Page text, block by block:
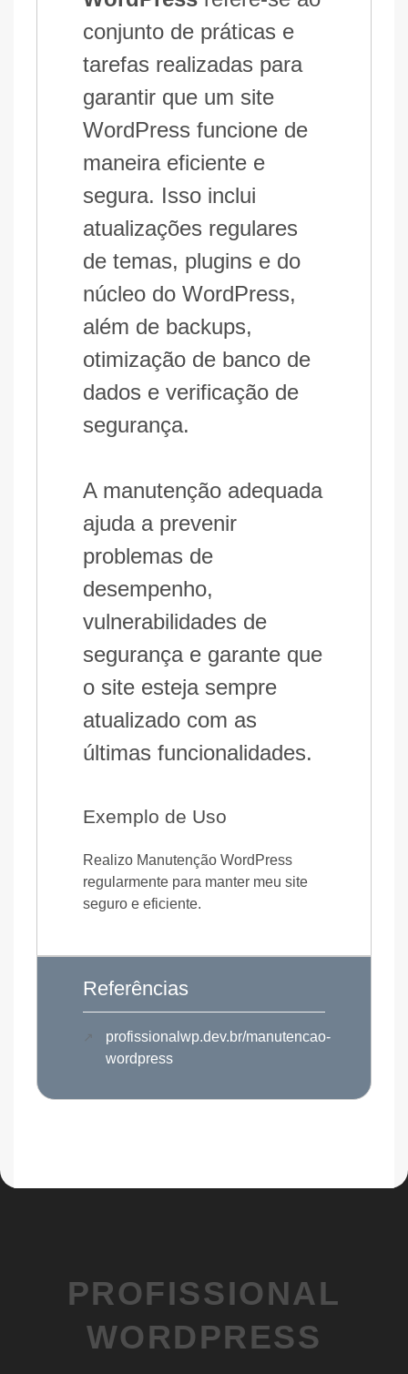
conjunto de práticas e
tarefas realizadas para
garantir que um site
WordPress funcione de
maneira eficiente e
segura. Isso inclui
atualizações regulares
de temas, plugins e do
núcleo do WordPress,
além de backups,
otimização de banco de
dados e verificação de
segurança.
A manutenção adequada
ajuda a prevenir
problemas de
desempenho,
vulnerabilidades de
segurança e garante que
o site esteja sempre
atualizado com as
últimas funcionalidades.
Exemplo de Uso
Realizo Manutenção WordPress
regularmente para manter meu site
seguro e eficiente.
Referências
profissionalwp.dev.br/manutencao-
wordpress
PROFISSIONAL
WORDPRESS